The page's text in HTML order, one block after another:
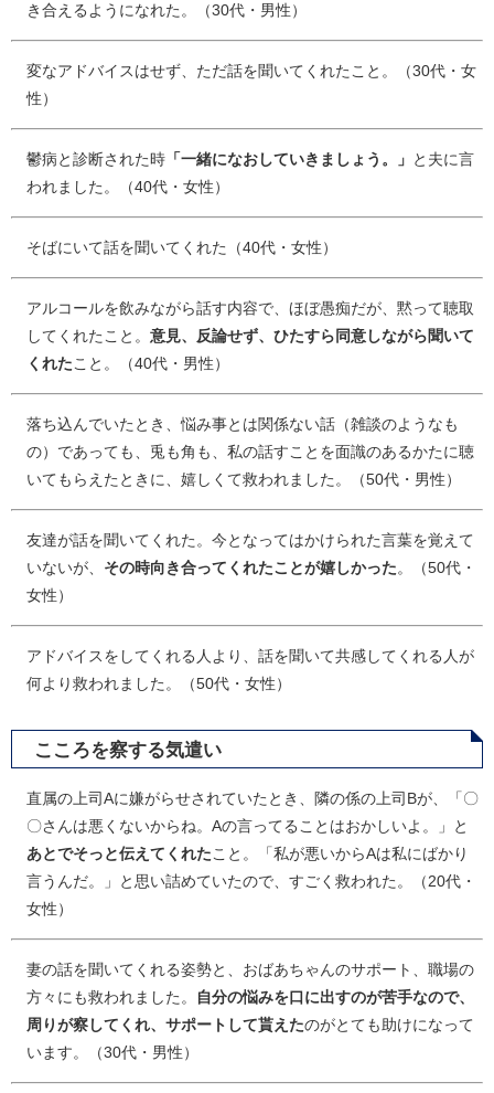
き合えるようになれた。（30代・男性）
変なアドバイスはせず、ただ話を聞いてくれたこと。（30代・女
性）
鬱病と診断された時 「一緒になおしていきましょう。」 と夫に言
われました。（40代・女性）
そばにいて話を聞いてくれた（40代・女性）
アルコールを飲みながら話す内容で、ほぼ愚痴だが、黙って聴取
してくれたこと。 意見、反論せず、ひたすら同意しながら聞いて
くれたこと。（40代・男性）
落ち込んでいたとき、悩み事とは関係ない話（雑談のようなも
の）であっても、兎も角も、私の話すことを面識のあるかたに聴
いてもらえたときに、嬉しくて救われました。（50代・男性）
友達が話を聞いてくれた。今となってはかけられた言葉を覚えて
いないが、 その時向き合ってくれたことが嬉しかった。（50代・
女性）
アドバイスをしてくれる人より、話を聞いて共感してくれる人が
何より救われました。（50代・女性）
こころを察する気遣い
直属の上司Aに嫌がらせされていたとき、隣の係の上司Bが、「〇
〇さんは悪くないからね。Aの言ってることはおかしいよ。」と
あとでそっと伝えてくれたこと。「私が悪いからAは私にばかり
言うんだ。」と思い詰めていたので、すごく救われた。（20代・
女性）
妻の話を聞いてくれる姿勢と、おばあちゃんのサポート、職場の
方々にも救われました。
自分の悩みを口に出すのが苦手なので、
周りが察してくれ、サポートして貰えたのがとても助けになって
います。（30代・男性）